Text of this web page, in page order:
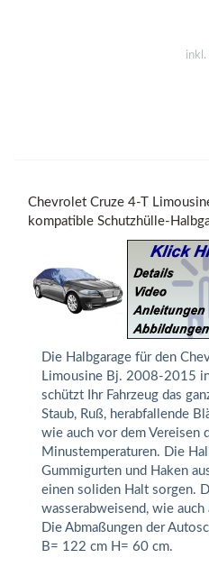
inkl.
Chevrolet Cruze 4-T
kompatible Schutzhülle-
Die Halbgarage für den
Limousine Bj. 2008-2015
schützt Ihr Fahrzeug das
Staub, Ruß, herabfallende
wie auch vor dem Vereisen
Minustemperaturen. Die
Gummigurten und Haken
einen soliden Halt sorgen.
wasserabweisend, wie
Die Abmaßungen der
B= 122 cm H= 60 cm.